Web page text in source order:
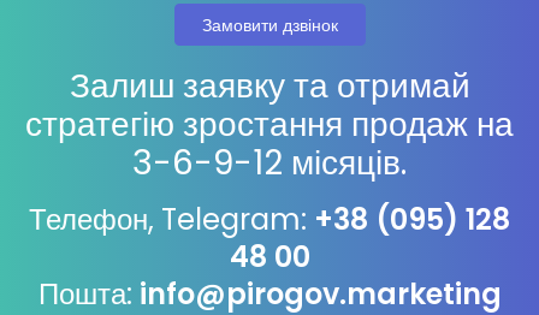
Залиш заявку та отримай
стратегію зростання продаж на
3-6-9-12 місяців.
Телефон, Telegram: +38 (095) 128
48 00
Пошта: info@pirogov.marketing